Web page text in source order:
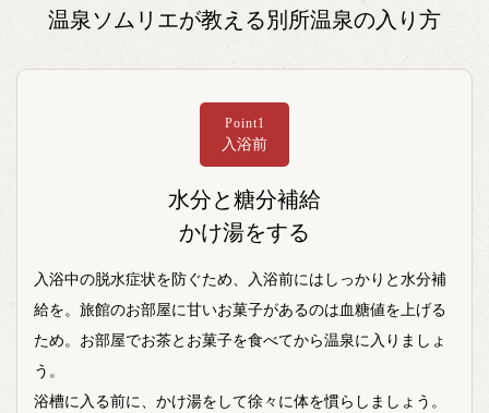
温泉ソムリエが教える別所温泉の入り方
Point1
入浴前
水分と糖分補給
かけ湯をする
入浴中の脱水症状を防ぐため、入浴前にはしっかりと水分補
給を。旅館のお部屋に甘いお菓子があるのは血糖値を上げる
ため。お部屋でお茶とお菓子を食べてから温泉に入りましょ
う。
浴槽に入る前に、かけ湯をして徐々に体を慣らしましょう。